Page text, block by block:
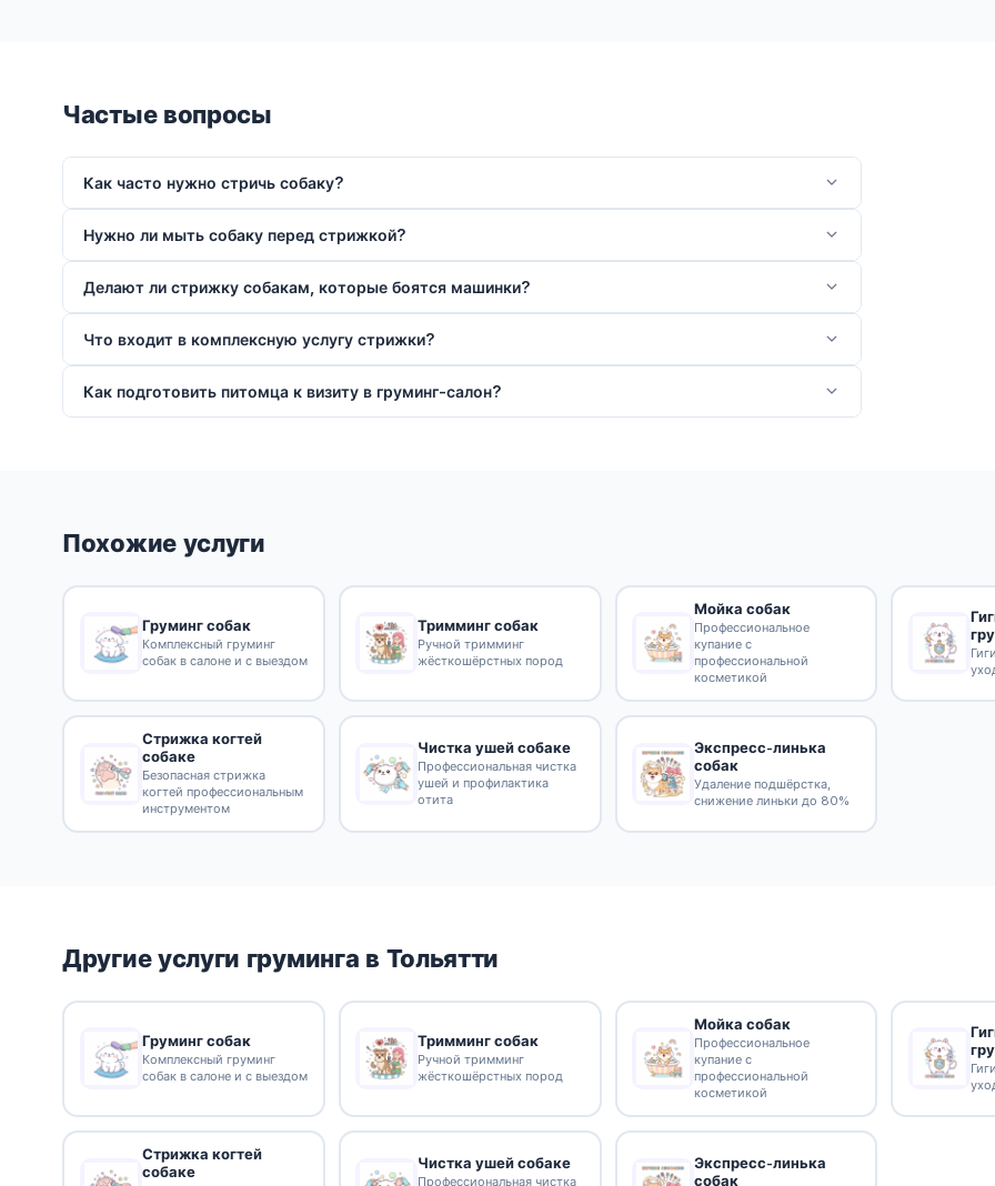
Частые вопросы
Как часто нужно стричь собаку?
Нужно ли мыть собаку перед стрижкой?
Делают ли стрижку собакам, которые боятся машинки?
Что входит в комплексную услугу стрижки?
Как подготовить питомца к визиту в груминг-салон?
Похожие услуги
Груминг собак
Комплексный груминг
собак в салоне и с выездом
Тримминг собак
Ручной тримминг
жёсткошёрстных пород
Мойка собак
Профессиональное
купание с
профессиональной
косметикой
Стрижка когтей
собаке
Безопасная стрижка
когтей профессиональным
инструментом
Чистка ушей собаке
Профессиональная чистка
ушей и профилактика
отита
Экспресс-линька
собак
Удаление подшёрстка,
снижение линьки до 80%
Другие услуги груминга в Тольятти
Груминг собак
Комплексный груминг
собак в салоне и с выездом
Тримминг собак
Ручной тримминг
жёсткошёрстных пород
Мойка собак
Профессиональное
купание с
профессиональной
косметикой
Стрижка когтей
собаке
Чистка ушей собаке
Профессиональная чистка
Экспресс-линька
собак